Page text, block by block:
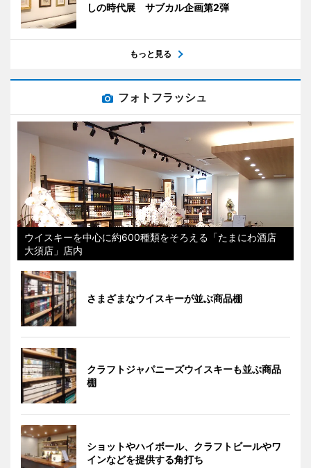
しの時代展 サブカル企画第2弾
もっと見る
フォトフラッシュ
ウイスキーを中心に約600種類をそろえる「たまにわ酒店
大須店」店内
さまざまなウイスキーが並ぶ商品棚
クラフトジャパニーズウイスキーも並ぶ商品
棚
ショットやハイボール、クラフトビールやワ
インなどを提供する角打ち